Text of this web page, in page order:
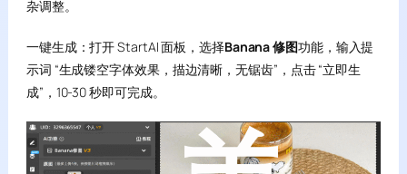
杂调整。
一键生成：打开 StartAI 面板，选择Banana 修图功能，输入提
示词 “生成镂空字体效果，描边清晰，无锯齿”，点击 “立即生
成”，10-30 秒即可完成。